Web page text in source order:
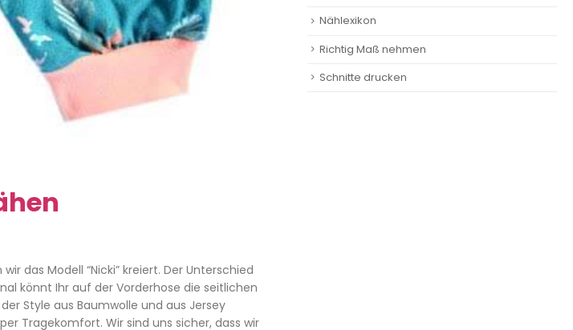
das Modell “Nicki” kreiert. Der Unterschied
könnt Ihr auf der Vorderhose die seitlichen
Style aus Baumwolle und aus Jersey
Tragekomfort. Wir sind uns sicher, dass wir
Nählexikon
Richtig Maß nehmen
Schnitte drucken